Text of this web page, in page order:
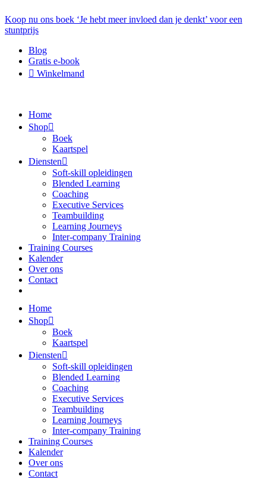
Koop nu ons boek ‘Je hebt meer invloed dan je denkt’ voor een
stuntprijs
Blog
Gratis e-book
Winkelmand
Home
Shop
Boek
Kaartspel
Diensten
Soft-skill opleidingen
Blended Learning
Coaching
Executive Services
Teambuilding
Learning Journeys
Inter-company Training
Training Courses
Kalender
Over ons
Contact
Home
Shop
Boek
Kaartspel
Diensten
Soft-skill opleidingen
Blended Learning
Coaching
Executive Services
Teambuilding
Learning Journeys
Inter-company Training
Training Courses
Kalender
Over ons
Contact